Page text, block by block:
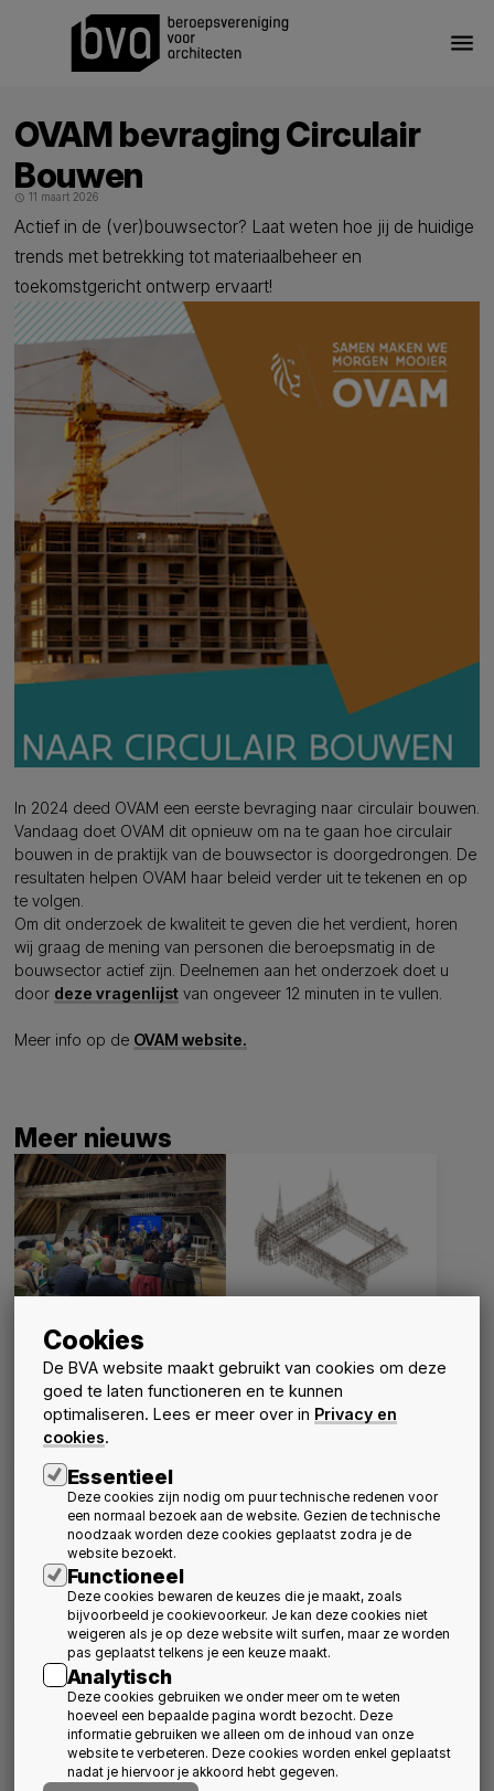
Cookies
De BVA website maakt gebruikt van cookies om deze
goed te laten functioneren en te kunnen
optimaliseren. Lees er meer over in Privacy en
cookies.
Essentieel
Deze cookies zijn nodig om puur technische redenen voor
een normaal bezoek aan de website. Gezien de technische
noodzaak worden deze cookies geplaatst zodra je de
website bezoekt.
Functioneel
Deze cookies bewaren de keuzes die je maakt, zoals
bijvoorbeeld je cookievoorkeur. Je kan deze cookies niet
weigeren als je op deze website wilt surfen, maar ze worden
pas geplaatst telkens je een keuze maakt.
Analytisch
Deze cookies gebruiken we onder meer om te weten
hoeveel een bepaalde pagina wordt bezocht. Deze
informatie gebruiken we alleen om de inhoud van onze
website te verbeteren. Deze cookies worden enkel geplaatst
nadat je hiervoor je akkoord hebt gegeven.
menu
OVAM bevraging Circulair
Bouwen
schedule 11 maart 2026
Actief in de (ver)bouwsector? Laat weten hoe jij de huidige
trends met betrekking tot materiaalbeheer en
toekomstgericht ontwerp ervaart!
In 2024 deed OVAM een eerste bevraging naar circulair bouwen.
Vandaag doet OVAM dit opnieuw om na te gaan hoe circulair
bouwen in de praktijk van de bouwsector is doorgedrongen. De
resultaten helpen OVAM haar beleid verder uit te tekenen en op
te volgen.
Om dit onderzoek de kwaliteit te geven die het verdient, horen
wij graag de mening van personen die beroepsmatig in de
bouwsector actief zijn. Deelnemen aan het onderzoek doet u
door deze vragenlijst van ongeveer 12 minuten in te vullen.
Meer info op de OVAM website.
Meer nieuws
Jonge architecten over
de opleiding en het
beroep van architect
20 oktober 2026
infosteel bezoek aan
CLAUSURA - Abdij van
Herkenrode
Activiteiten
BVA & Davos
Nieuws Over BVA
1 september 2026
Uitnodiging Algemene
schedule3 augustus 2026